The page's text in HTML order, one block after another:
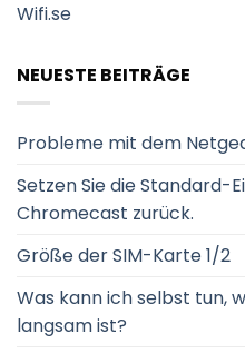
Wifi.se
NEUESTE BEITRÄGE
Probleme mit dem
Setzen Sie die Standard-
Chromecast zurück.
Größe der SIM-Karte 1/2
Was kann ich selbst tun,
langsam ist?